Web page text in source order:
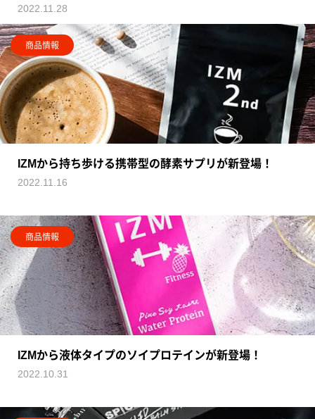
2022.11.28
商品情報
IZMから持ち歩ける携帯型の酵素サプリが新登場！
2022.11.16
商品情報
IZMから液体タイプのソイプロテインが新登場！
2022.10.31